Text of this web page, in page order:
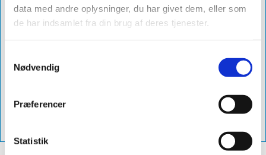
data med andre oplysninger, du har givet dem, eller som
de har indsamlet fra din brug af deres tjenester.
Nødvendig
Præferencer
Statistik
Levering
1-3 dage
Produktnavn
sabetocover indpakningsrulle
1120mm x 10m sort
Varenummer